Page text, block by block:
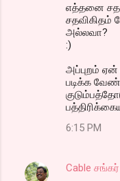
எத்தனை
சதவிகிதம்
அல்லவா?
:)
அப்புறம்
படிக்க
6:15 PM
Cable சங்கர்